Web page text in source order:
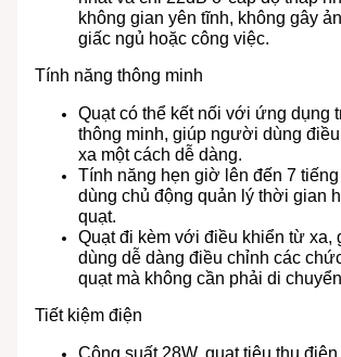
không gian yên tĩnh, không gây
giấc ngủ hoặc công việc.
Tính năng thông minh
Quạt có thể kết nối với ứng dụng
thông minh, giúp người dùng
xa một cách dễ dàng.
Tính năng hẹn giờ lên đến 7
dùng chủ động quản lý thời gian
quạt.
Quạt đi kèm với điều khiển từ xa,
dùng dễ dàng điều chỉnh các
quạt mà không cần phải di
Tiết kiệm điện
Công suất 28W, quạt tiêu thụ